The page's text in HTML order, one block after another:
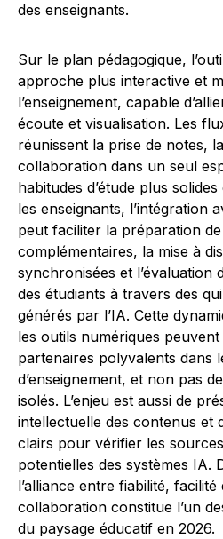
des enseignants.
Sur le plan pédagogique,
approche plus interactive et
l’enseignement, capable
écoute et visualisation. Les
réunissent la prise de notes,
collaboration dans un seul
habitudes d’étude plus
les enseignants, l’intégration
peut faciliter la préparation
complémentaires, la mise à
synchronisées et l’évaluation
des étudiants à travers des
générés par l’IA. Cette
les outils numériques peuvent
partenaires polyvalents dans
d’enseignement, et non pas
isolés. L’enjeu est aussi de
intellectuelle des contenus et
clairs pour vérifier les
potentielles des systèmes IA.
l’alliance entre fiabilité, facilité
collaboration constitue l’un
du paysage éducatif en 2026.